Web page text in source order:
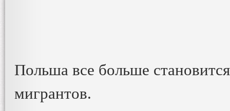
Польша все больше
мигрантов.